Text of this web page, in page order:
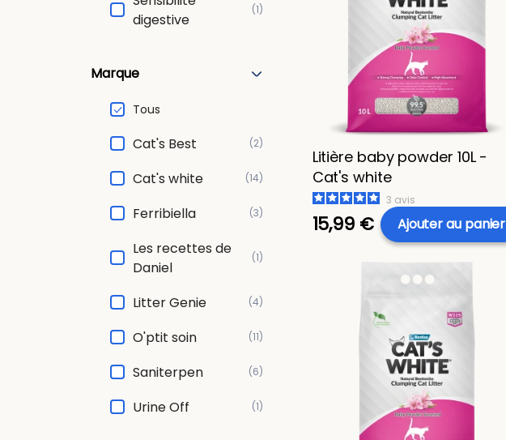
digestive
(1)
Marque
Tous
Cat's Best (2)
Cat's white (14)
Ferribiella (3)
Les recettes de
Daniel
(1)
Litter Genie (4)
O'ptit soin (11)
Saniterpen (6)
Urine Off (1)
Litière baby powder 10L -
Cat's white
3 avis
15,99 € Ajouter au panier